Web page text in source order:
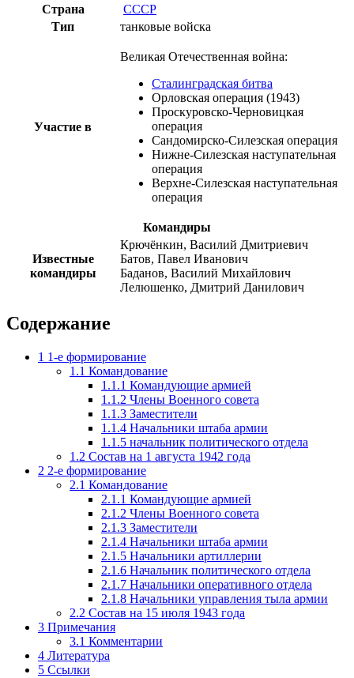
Страна
СССР
Тип
танковые войска
Участие в
Великая Отечественная война:
Сталинградская битва
Орловская операция (1943)
Проскуровско-Черновицкая
операция
Сандомирско-Силезская операция
Нижне-Силезская наступательная
операция
Верхне-Силезская наступательная
операция
Командиры
Известные
командиры
Крючёнкин, Василий Дмитриевич
Батов, Павел Иванович
Баданов, Василий Михайлович
Лелюшенко, Дмитрий Данилович
Содержание
1 1-е формирование
1.1 Командование
1.1.1 Командующие армией
1.1.2 Члены Военного совета
1.1.3 Заместители
1.1.4 Начальники штаба армии
1.1.5 начальник политического отдела
1.2 Состав на 1 августа 1942 года
2 2-е формирование
2.1 Командование
2.1.1 Командующие армией
2.1.2 Члены Военного совета
2.1.3 Заместители
2.1.4 Начальники штаба армии
2.1.5 Начальники артиллерии
2.1.6 Начальник политического отдела
2.1.7 Начальники оперативного отдела
2.1.8 Начальники управления тыла армии
2.2 Состав на 15 июля 1943 года
3 Примечания
3.1 Комментарии
4 Литература
5 Ссылки